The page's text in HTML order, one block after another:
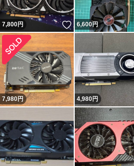
7,800円 いいね！
6,600円
7,980円 4,980円